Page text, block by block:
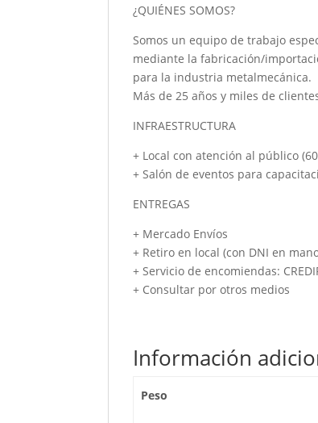
¿QUIÉNES SOMOS?
Somos un equipo de trabajo
mediante la fabricación/
para la industria metalmecánica.
Más de 25 años y miles de
INFRAESTRUCTURA
+ Local con atención al público
+ Salón de eventos para
ENTREGAS
+ Mercado Envíos
+ Retiro en local (con DNI en
+ Servicio de encomiendas:
+ Consultar por otros medios
Información
Peso